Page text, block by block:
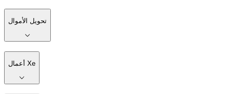
تحويل الأموال
أعمال Xe